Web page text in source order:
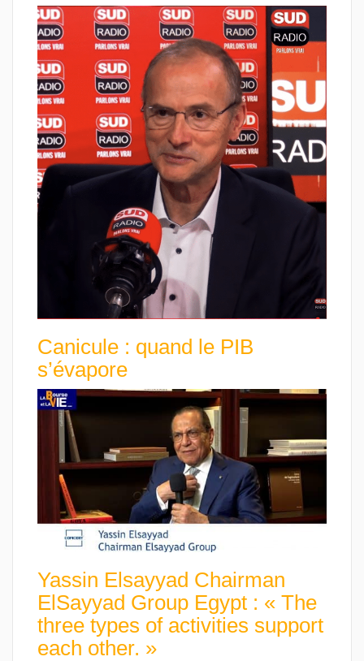
Canicule : quand le PIB
s’évapore
Yassin Elsayyad Chairman
ElSayyad Group Egypt : « The
three types of activities support
each other. »